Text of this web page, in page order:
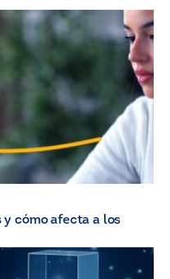
y cómo afecta a los